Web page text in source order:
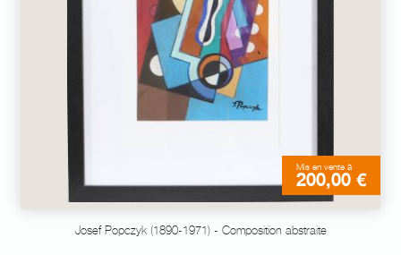
Mis en vente à
200,00 €
Josef Popczyk (1890-1971) - Composition abstraite